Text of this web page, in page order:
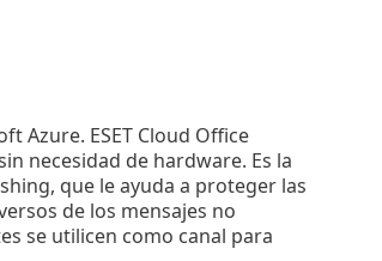
Azure. ESET Cloud Office
necesidad de hardware. Es la
que le ayuda a proteger las
de los mensajes no
se utilicen como canal para